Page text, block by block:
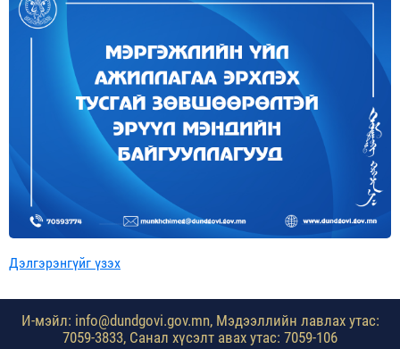
Дэлгэрэнгүйг үзэх
И-мэйл: info@dundgovi.gov.mn, Мэдээллийн лавлах утас:
7059-3833, Санал хүсэлт авах утас: 7059-106